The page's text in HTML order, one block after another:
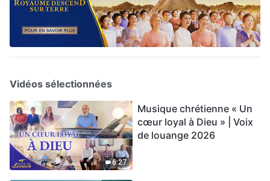
Vidéos sélectionnées
6:27
Musique chrétienne « Un
cœur loyal à Dieu » | Voix
de louange 2026